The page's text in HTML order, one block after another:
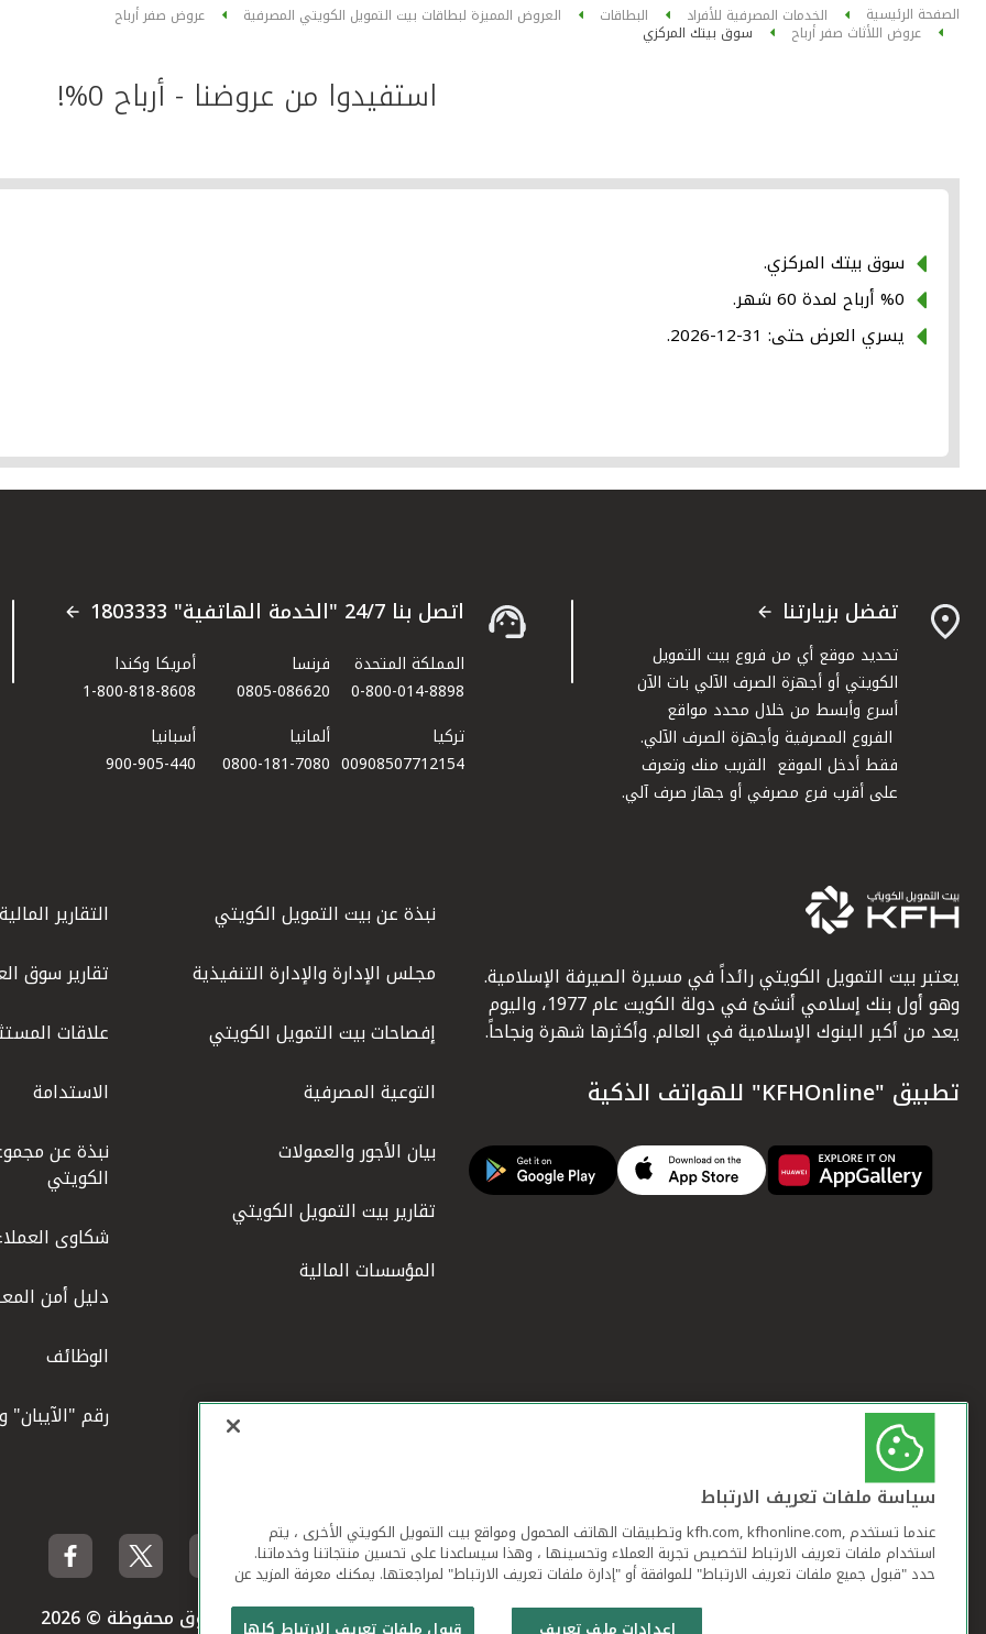
الصفحة الرئيسية الخدمات المصرفية للأفراد البطاقات العروض المميزة لبطاقات بيت التمويل الكويتي المصرفية عروض صفر أرباح
عروض اللأثاث صفر أرباح سوق بيتك المركزي
استفيدوا من عروضنا - أرباح 0%!
سوق بيتك المركزي.
%0 أرباح لمدة 60 شهر.
يسري العرض حتى: 31-12-2026.
تفضل بزيارتنا
تحديد موقع أي من فروع بيت التمويل
الكويتي أو أجهزة الصرف الآلي بات الآن
أسرع وأبسط من خلال محدد مواقع
الفروع المصرفية وأجهزة الصرف الآلي.
فقط أدخل الموقع القريب منك وتعرف
على أقرب فرع مصرفي أو جهاز صرف آلي.
اتصل بنا 24/7 "الخدمة الهاتفية" 1803333
المملكة المتحدة
0-800-014-8898
فرنسا
0805-086620
أمريكا وكندا
1-800-818-8608
تركيا
00908507712154​
ألمانيا
0800-181-7080
أسبانيا
900-905-440
يعتبر بيت التمويل الكويتي رائداً في مسيرة الصيرفة الإسلامية.
وهو أول بنك إسلامي أنشئ في دولة الكويت عام 1977، واليوم
يعد من أكبر البنوك الإسلامية في العالم. وأكثرها شهرة ونجاحاً.
تطبيق "KFHOnline" للهواتف الذكية
نبذة عن بيت التمويل الكويتي
مجلس الإدارة والإدارة التنفيذية
إفصاحات بيت التمويل الكويتي
التوعية المصرفية
بيان الأجور والعمولات
تقارير بيت التمويل الكويتي
المؤسسات المالية
التقارير المالية
تقارير سوق
علاقات
الاستدامة
نبذة عن
الكويتي
شكاوى
دليل أمن
الوظائف
رقم
بيت التمويل الكويتي جميع الحقوق محفوظة © 2026
سياسة ملفات تعريف الارتباط
عندما تستخدم ,kfh.com, kfhonline.com وتطبيقات الهاتف المحمول ومواقع بيت التمويل الكويتي الأخرى ، يتم
استخدام ملفات تعريف الارتباط لتخصيص تجربة العملاء وتحسينها ، وهذا سيساعدنا على تحسين منتجاتنا وخدماتنا.
حدد "قبول جميع ملفات تعريف الارتباط" للموافقة أو "إدارة ملفات تعريف الارتباط" لمراجعتها. يمكنك معرفة المزيد عن